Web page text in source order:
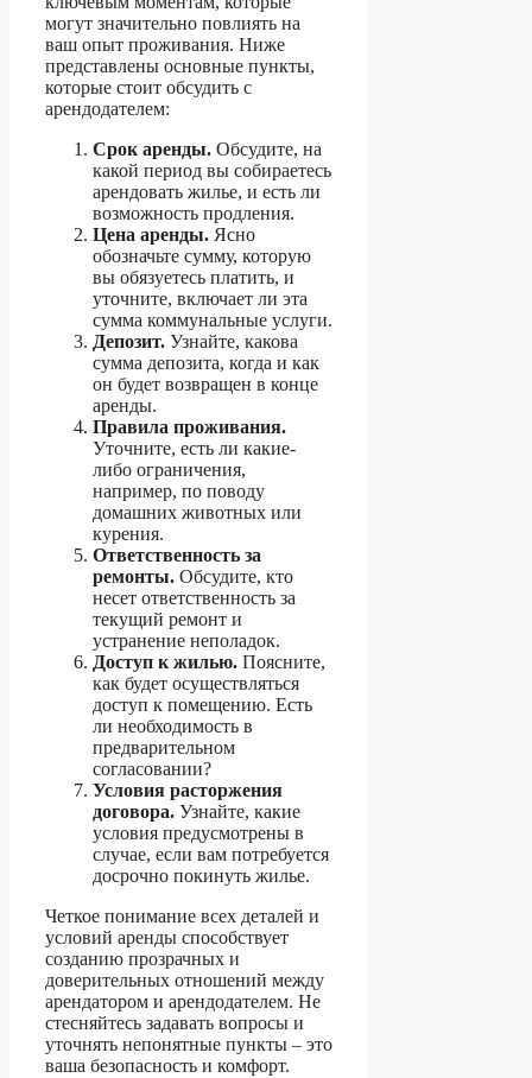
могут значительно повлиять на
ваш опыт проживания. Ниже
представлены основные пункты,
которые стоит обсудить с
арендодателем:
Срок аренды. Обсудите, на
какой период вы собираетесь
арендовать жилье, и есть ли
возможность продления.
Цена аренды. Ясно
обозначьте сумму, которую
вы обязуетесь платить, и
уточните, включает ли эта
сумма коммунальные услуги.
Депозит. Узнайте, какова
сумма депозита, когда и как
он будет возвращен в конце
аренды.
Правила проживания.
Уточните, есть ли какие-
либо ограничения,
например, по поводу
домашних животных или
курения.
Ответственность за
ремонты. Обсудите, кто
несет ответственность за
текущий ремонт и
устранение неполадок.
Доступ к жилью. Поясните,
как будет осуществляться
доступ к помещению. Есть
ли необходимость в
предварительном
согласовании?
Условия расторжения
договора. Узнайте, какие
условия предусмотрены в
случае, если вам потребуется
досрочно покинуть жилье.
Четкое понимание всех деталей и
условий аренды способствует
созданию прозрачных и
доверительных отношений между
арендатором и арендодателем. Не
стесняйтесь задавать вопросы и
уточнять непонятные пункты – это
ваша безопасность и комфорт.